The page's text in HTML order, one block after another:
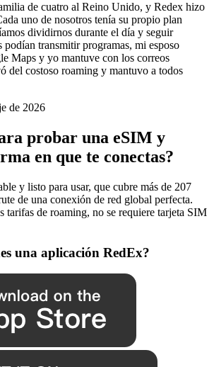
de cuatro al Reino Unido, y Redex hizo
uno de nosotros tenía su propio plan
dividirnos durante el día y seguir
podían transmitir programas, mi esposo
Maps y yo mantuve con los correos
del costoso roaming y mantuvo a todos
de 2026
probar una eSIM y
en que te conectas?
y listo para usar, que cubre más de 207
de una conexión de red global perfecta.
tarifas de roaming, no se requiere tarjeta SIM
una aplicación RedEx?